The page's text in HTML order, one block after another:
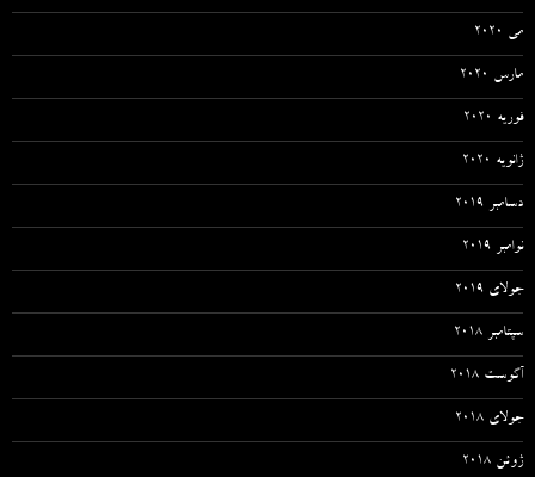
می 2020
مارس 2020
فوریه 2020
ژانویه 2020
دسامبر 2019
نوامبر 2019
جولای 2019
سپتامبر 2018
آگوست 2018
جولای 2018
ژوئن 2018